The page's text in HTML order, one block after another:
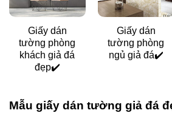
Giấy dán
tường phòng
khách giả đá
đẹp✔️
Giấy dán
tường phòng
ngủ giả đá✔️
Mẫu giấy dán tường giả đá